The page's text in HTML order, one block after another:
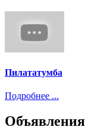
Пилататумба
Подробнее ...
Объявления